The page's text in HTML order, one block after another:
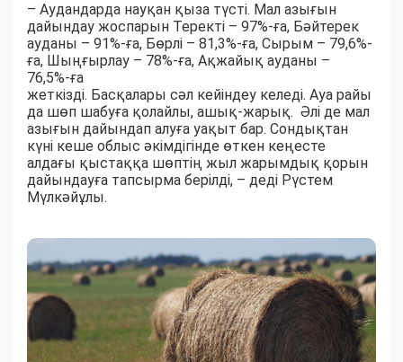
– Аудандарда науқан қыза түсті. Мал азығын
дайындау жоспарын Теректі – 97%-ға, Бәйтерек
ауданы – 91%-ға, Бөрлі – 81,3%-ға, Сырым – 79,6%-
ға, Шыңғырлау – 78%-ға, Ақжайық ауданы –
76,5%-ға
жеткізді. Басқалары сәл кейіндеу келеді. Ауа райы
да шөп шабуға қолайлы, ашық-жарық. Әлі де мал
азығын дайындап алуға уақыт бар. Сондықтан
күні кеше облыс әкімдігінде өткен кеңесте
алдағы қыстаққа шөптің жыл жарымдық қорын
дайындауға тапсырма берілді, – деді Рүстем
Мүлкәйұлы.